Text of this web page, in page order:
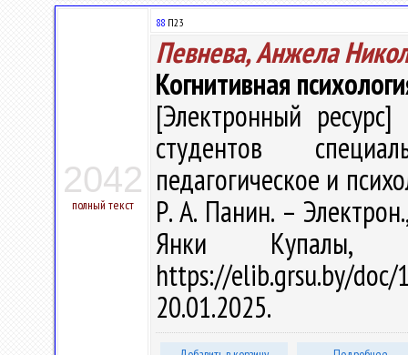
2042
полный текст
88 П23
Певнева, Анжела
Когнитивная
[Электронный
студентов
педагогическое и
Р. А. Панин. –
Янки
https://elib.grsu.by/
20.01.2025.